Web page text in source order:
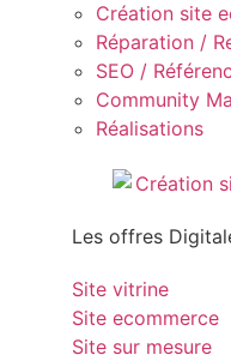
Création site
Réparation /
SEO /
Community
Réalisations
Les offres
Site vitrine
Site ecommerce
Site sur mesure